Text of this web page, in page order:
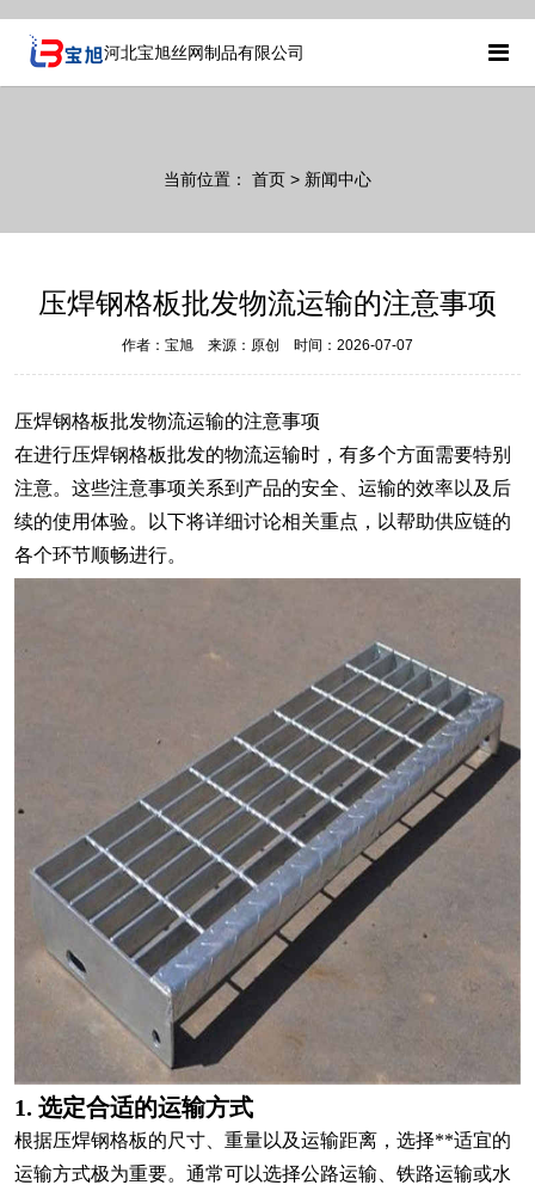
河北宝旭丝网制品有限公司
当前位置： 首页 > 新闻中心
压焊钢格板批发物流运输的注意事项
作者：宝旭 来源：原创 时间：2026-07-07
压焊钢格板批发物流运输的注意事项
在进行压焊钢格板批发的物流运输时，有多个方面需要特别
注意。这些注意事项关系到产品的安全、运输的效率以及后
续的使用体验。以下将详细讨论相关重点，以帮助供应链的
各个环节顺畅进行。
1. 选定合适的运输方式
根据压焊钢格板的尺寸、重量以及运输距离，选择**适宜的
运输方式极为重要。通常可以选择公路运输、铁路运输或水